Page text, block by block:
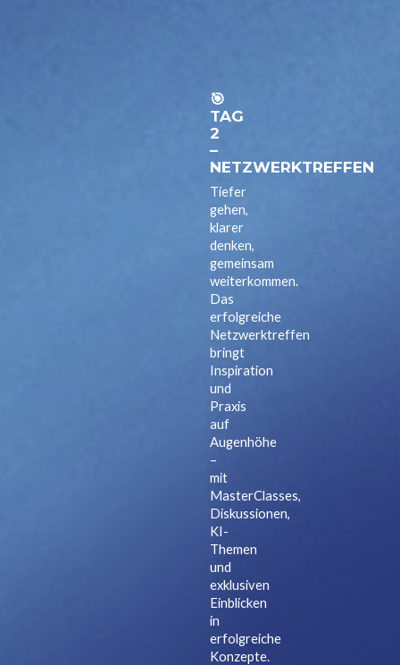
🎯
TAG
2
–
NETZWERKTREFFEN
Tiefer
gehen,
klarer
denken,
gemeinsam
weiterkommen.
Das
erfolgreiche
Netzwerktreffen
bringt
Inspiration
und
Praxis
auf
Augenhöhe
–
mit
MasterClasses,
Diskussionen,
KI-
Themen
und
exklusiven
Einblicken
in
erfolgreiche
Konzepte.